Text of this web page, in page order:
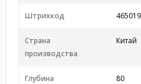
Штрихкод
Страна
производства
Китай
Глубина 80